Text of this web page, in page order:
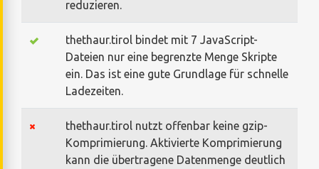
reduzieren.
thethaur.tirol bindet mit 7 JavaScript-
Dateien nur eine begrenzte Menge Skripte
ein. Das ist eine gute Grundlage für schnelle
Ladezeiten.
thethaur.tirol nutzt offenbar keine gzip-
Komprimierung. Aktivierte Komprimierung
kann die übertragene Datenmenge deutlich